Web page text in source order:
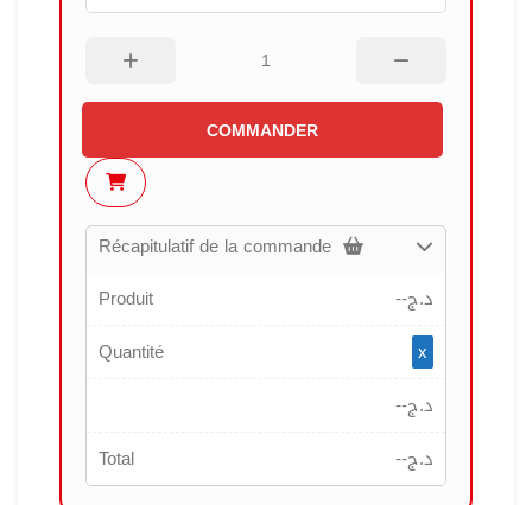
COMMANDER
Récapitulatif de la commande
Produit
--د.ج
Quantité
x
--د.ج
Total
--د.ج